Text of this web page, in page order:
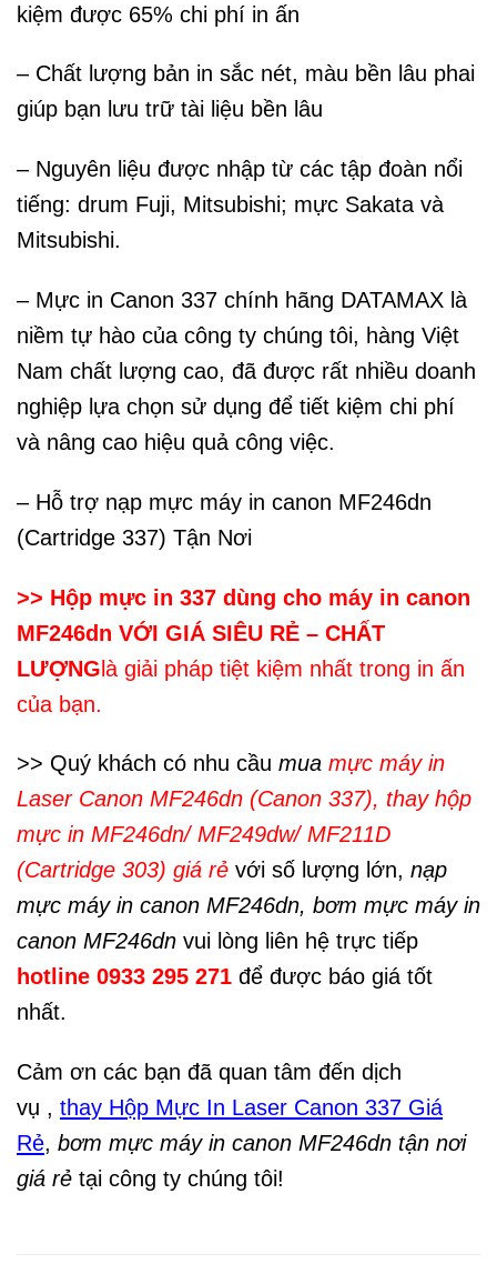
kiệm được 65% chi phí in ấn
– Chất lượng bản in sắc nét, màu bền lâu phai
giúp bạn lưu trữ tài liệu bền lâu
– Nguyên liệu được nhập từ các tập đoàn nổi
tiếng: drum Fuji, Mitsubishi; mực Sakata và
Mitsubishi.
– Mực in Canon 337 chính hãng DATAMAX là
niềm tự hào của công ty chúng tôi, hàng Việt
Nam chất lượng cao, đã được rất nhiều doanh
nghiệp lựa chọn sử dụng để tiết kiệm chi phí
và nâng cao hiệu quả công việc.
– Hỗ trợ nạp mực máy in canon MF246dn
(Cartridge 337) Tận Nơi
>> Hộp mực in 337 dùng cho máy in canon
MF246dn VỚI GIÁ SIÊU RẺ – CHẤT
LƯỢNGlà giải pháp tiệt kiệm nhất trong in ấn
của bạn.
>> Quý khách có nhu cầu mua mực máy in
Laser Canon MF246dn (Canon 337), thay hộp
mực in MF246dn/ MF249dw/ MF211D
(Cartridge 303) giá rẻ với số lượng lớn, nạp
mực máy in canon MF246dn, bơm mực máy in
canon MF246dn vui lòng liên hệ trực tiếp
hotline 0933 295 271 để được báo giá tốt
nhất.
Cảm ơn các bạn đã quan tâm đến dịch
vụ , thay Hộp Mực In Laser Canon 337 Giá
Rẻ, bơm mực máy in canon MF246dn tận nơi
giá rẻ tại công ty chúng tôi!